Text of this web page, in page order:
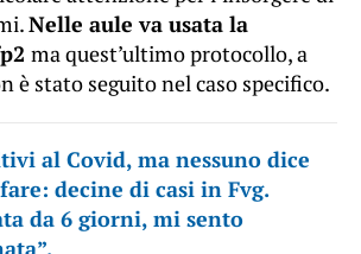
Nelle aule va usata la
ma quest’ultimo protocollo, a
è stato seguito nel caso specifico.
al Covid, ma nessuno dice
decine di casi in Fvg.
da 6 giorni, mi sento